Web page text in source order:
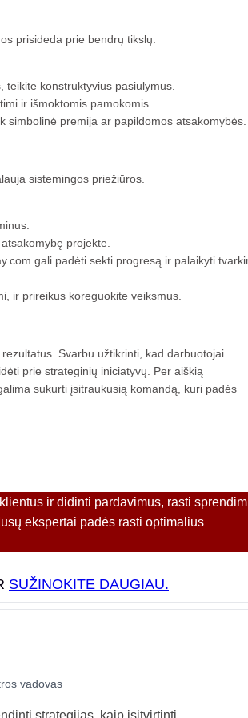
prisideda prie bendrų tikslų.
konstruktyvius pasiūlymus.
ir išmoktomis pamokomis.
premija ar papildomos atsakomybės.
sistemingos priežiūros.
projekte.
gali padėti sekti progresą ir palaikyti
ir prireikus koreguokite veiksmus.
Svarbu užtikrinti, kad darbuotojai
prie strateginių iniciatyvų. Per aiškią
sukurti įsitraukusią komandą, kuri padės
ir didinti pardavimus, rasti
ekspertai padės rasti optimalius
SUŽINOKITE DAUGIAU.
vadovas